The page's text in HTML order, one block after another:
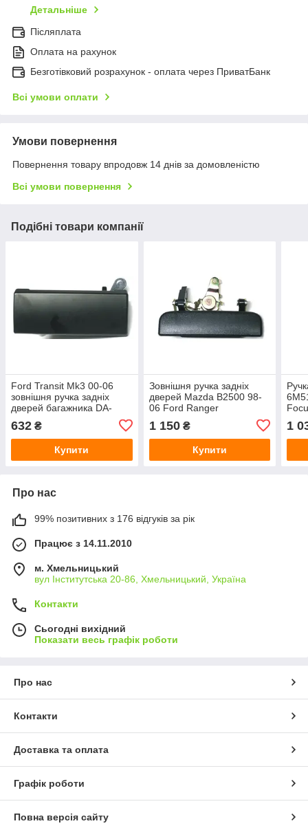
Детальніше
Післяплата
Оплата на рахунок
Безготівковий розрахунок - оплата через ПриватБанк
Всі умови оплати
Умови повернення
Повернення товару впродовж 14 днів за домовленістю
Всі умови повернення
Подібні товари компанії
Ford Transit Mk3 00-06
зовнішня ручка задніх
дверей багажника DA-
632 ₴
Купити
Зовнішня ручка задніх
дверей Mazda B2500 98-
06 Ford Ranger
1 150₴
Купити
1
Про нас
99% позитивних з 176 відгуків за рік
Працює з 14.11.2010
м. Хмельницький
вул Інститутська 20-86, Хмельницький, Україна
Контакти
Сьогодні вихідний
Показати весь графік роботи
Про нас
Контакти
Доставка та оплата
Графік роботи
Повна версія сайту